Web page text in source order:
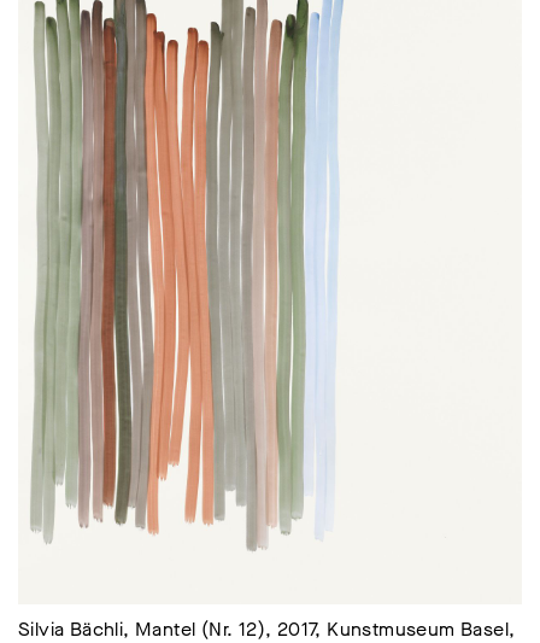
Silvia Bächli, Mantel (Nr. 12), 2017, Kunstmuseum Basel,